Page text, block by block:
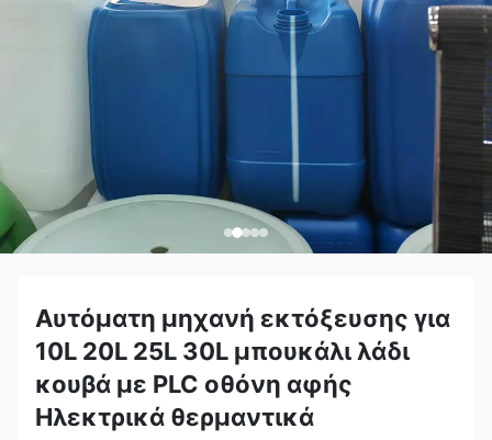
Αυτόματη μηχανή εκτόξευσης για
10L 20L 25L 30L μπουκάλι λάδι
κουβά με PLC οθόνη αφής
Ηλεκτρικά θερμαντικά